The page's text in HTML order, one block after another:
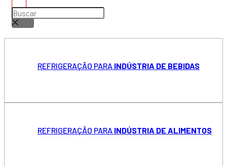
REFRIGERAÇÃO PARA INDÚSTRIA DE BEBIDAS
REFRIGERAÇÃO PARA INDÚSTRIA DE ALIMENTOS